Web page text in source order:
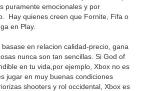
puramente emocionales y por
Hay quienes creen que Fornite, Fifa o
en Play.
basase en relacion calidad-precio, gana
nunca son tan sencillas. Si God of
en tu vida,por ejemplo, Xbox no es
jugar en muy buenas condiciones
shooters y rol occidental, Xbox es